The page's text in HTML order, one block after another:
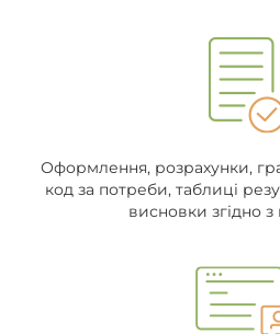
Оформлення, розрахунки,
код за потреби, таблиці
висновки згідно